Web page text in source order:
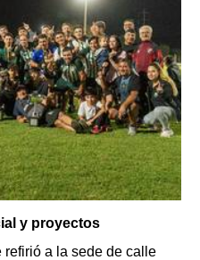
y proyectos
refirió a la sede de calle